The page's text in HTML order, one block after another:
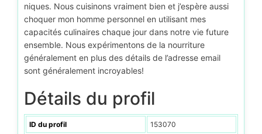
niques. Nous cuisinons vraiment bien et j’espère aussi
choquer mon homme personnel en utilisant mes
capacités culinaires chaque jour dans notre vie future
ensemble. Nous expérimentons de la nourriture
généralement en plus des détails de l’adresse email
sont généralement incroyables!
Détails du profil
ID du profil 153070